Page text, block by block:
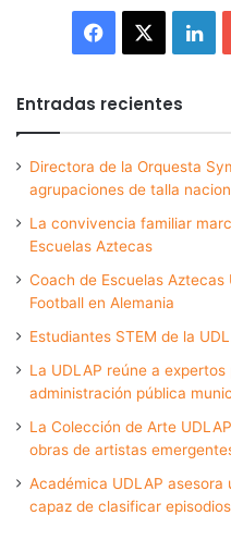
Facebook
Entradas recientes
Directora de la Orquesta
agrupaciones de talla
La convivencia familiar
Escuelas Aztecas
Coach de Escuelas Aztecas
Football en Alemania
Estudiantes STEM de la
La UDLAP reúne a
administración pública
La Colección de Arte
obras de artistas
Académica UDLAP
capaz de clasificar